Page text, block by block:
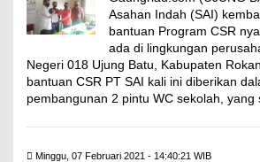
Asahan Indah (SAI)
bantuan Program CSR
ada di lingkungan
Negeri 018 Ujung Batu, Kabupaten
bantuan CSR PT SAI kali ini diberikan
pembangunan 2 pintu WC sekolah, yang
Minggu, 07 Februari 2021 - 14:40:21 WIB